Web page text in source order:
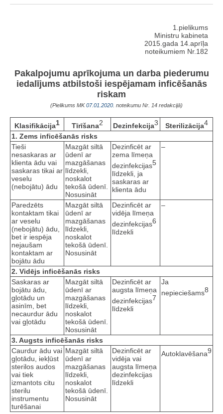
1.pielikums
Ministru kabineta
2015.gada 14.aprīļa
noteikumiem Nr.182
Pakalpojumu aprīkojuma un darba piederumu
iedalījums atbilstoši iespējamam inficēšanās
riskam
(Pielikums MK07.01.2020. noteikumu Nr. 14 redakcijā)
Klasifikācija1 Tīrīšana2 Dezinfekcija3 Sterilizācija4
1. Zems inficēšanās risks
Tieši
nesaskaras ar
klienta ādu vai
saskaras tikai ar
veselu
(nebojātu) ādu
Mazgāt siltā
ūdenī ar
mazgāšanas
līdzekli,
noskalot
tekošā ūdenī.
Nosusināt
Dezinficēt ar
zema līmeņa
dezinfekcijas5
līdzekli, ja
saskaras ar
klienta ādu
–
Paredzēts
kontaktam tikai
ar veselu
(nebojātu) ādu,
bet ir iespēja
nejaušam
kontaktam ar
bojātu ādu
Mazgāt siltā
ūdenī ar
mazgāšanas
līdzekli,
noskalot
tekošā ūdenī.
Nosusināt
Dezinficēt ar
vidēja līmeņa
dezinfekcijas6
līdzekli
–
2. Vidējs inficēšanās risks
Saskaras ar
bojātu ādu,
gļotādu un
asinīm, bet
necaurdur ādu
vai gļotādu
Mazgāt siltā
ūdenī ar
mazgāšanas
līdzekli,
noskalot
tekošā ūdenī.
Nosusināt
Dezinficēt ar
augsta līmeņa
dezinfekcijas7
līdzekli
Ja
nepieciešams8
3. Augsts inficēšanās risks
Caurdur ādu vai
gļotādu, iekļūst
sterilos audos
vai tiek
izmantots citu
sterilu
instrumentu
turēšanai
Mazgāt siltā
ūdenī ar
mazgāšanas
līdzekli,
noskalot
tekošā ūdenī.
Nosusināt
Dezinficēt ar
vidēja vai
augsta līmeņa
dezinfekcijas
līdzekli
Autoklavēšana9